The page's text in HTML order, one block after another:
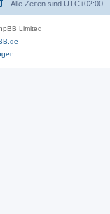
Alle Zeiten sind UTC+02:00
Limited